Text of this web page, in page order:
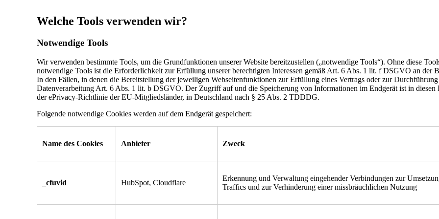
Welche Tools verwenden wir?
Notwendige Tools
Wir verwenden bestimmte Tools, um die Grundfunktionen unserer Website bereitzustellen („notwendige Tools“). Ohne diese
notwendige Tools ist die Erforderlichkeit zur Erfüllung unserer berechtigten Interessen gemäß Art. 6 Abs. 1 lit. f DSGVO an der
In den Fällen, in denen die Bereitstellung der jeweiligen Webseitenfunktionen zur Erfüllung eines Vertrags oder zur
Datenverarbeitung Art. 6 Abs. 1 lit. b DSGVO. Der Zugriff auf und die Speicherung von Informationen im Endgerät ist in
der ePrivacy-Richtlinie der EU-Mitgliedsländer, in Deutschland nach § 25 Abs. 2 TDDDG.
Folgende notwendige Cookies werden auf dem Endgerät gespeichert:
Name des Cookies Anbieter Zweck
_cfuvid HubSpot, Cloudflare
Erkennung und Verwaltung eingehender Verbindungen zur
Traffics und zur Verhinderung einer missbräuchlichen Nutzung